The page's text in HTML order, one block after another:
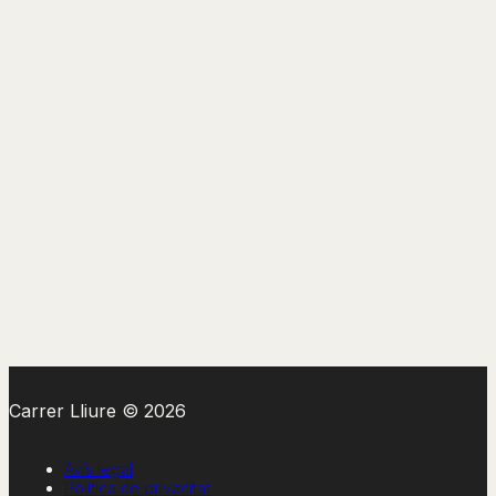
Carrer Lliure © 2026
Avís legal
Política de privacitat